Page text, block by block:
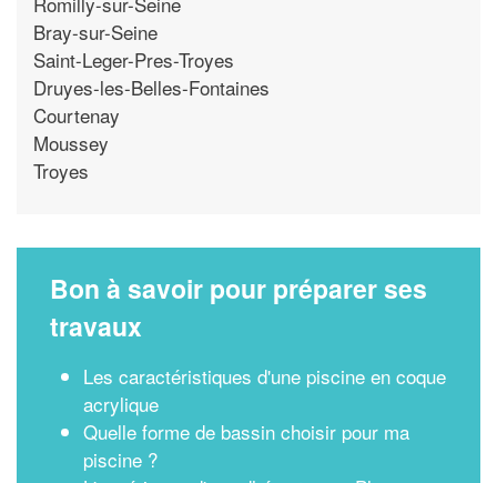
Bray-sur-Seine
Saint-Leger-Pres-Troyes
Druyes-les-Belles-Fontaines
Courtenay
Moussey
Troyes
Bon à savoir pour préparer ses
travaux
Les caractéristiques d'une piscine en coque
acrylique
Quelle forme de bassin choisir pour ma
piscine ?